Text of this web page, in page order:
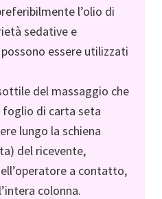
l’olio di
sedative e
essere utilizzati
del massaggio che
foglio di carta seta
lungo la schiena
del ricevente,
a contatto,
colonna.